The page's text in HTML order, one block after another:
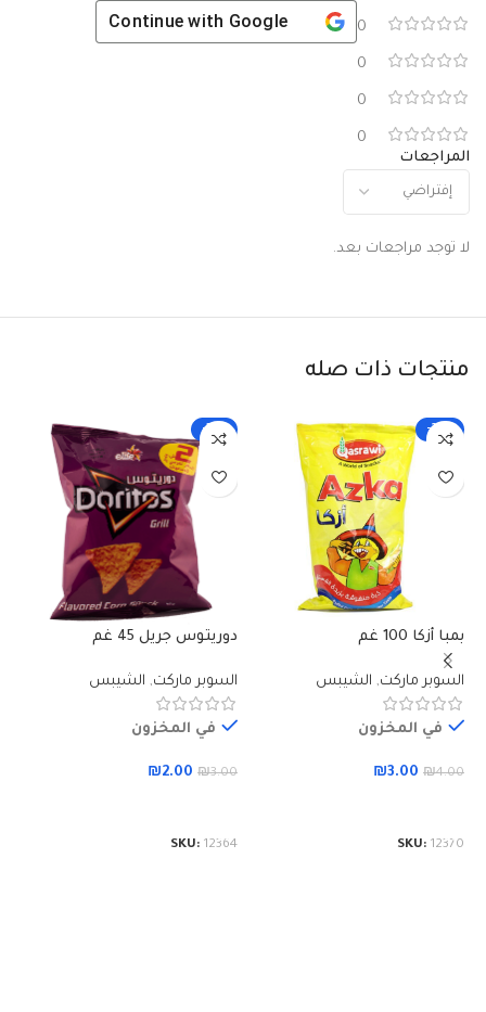
0
0
0
0
المراجعات
لا توجد مراجعات بعد.
Continue with Google
منتجات ذات صله
-25%
بمبا أزكا 100 غم
السوبر ماركت, الشيبس
في المخزون
₪4.00
₪3.00
SKU: 12370
-33%
دوريتوس جريل 45 غم
السوبر ماركت, الشيبس
في المخزون
₪3.00
₪2.00
SKU: 12364